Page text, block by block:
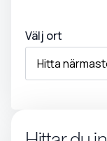
Välj ort